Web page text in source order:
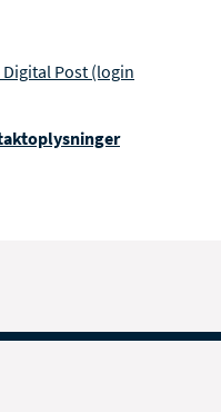
Post (login